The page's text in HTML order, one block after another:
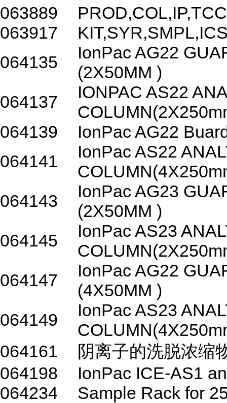
063889
063917
064135
IonPac AG22
(2X50MM )
064137
IONPAC AS22
064139
IonPac AG22
064141
IonPac AS22
064143
IonPac AG23
(2X50MM )
064145
IonPac AS23
064147
IonPac AG22
(4X50MM )
064149
IonPac AS23
064161
阴离子的洗脱浓缩
064198
IonPac ICE-AS1
064234
Sample Rack for